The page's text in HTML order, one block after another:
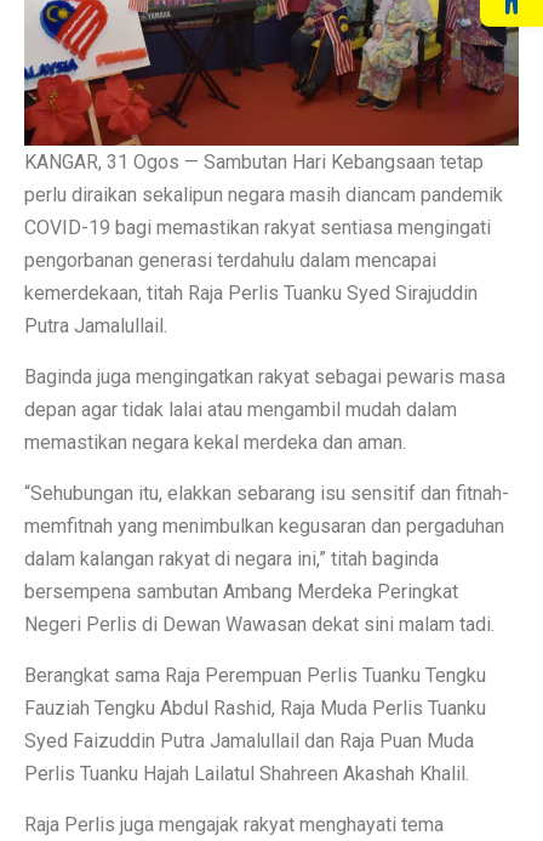
KANGAR, 31 Ogos — Sambutan Hari Kebangsaan tetap
perlu diraikan sekalipun negara masih diancam pandemik
COVID-19 bagi memastikan rakyat sentiasa mengingati
pengorbanan generasi terdahulu dalam mencapai
kemerdekaan, titah Raja Perlis Tuanku Syed Sirajuddin
Putra Jamalullail.
Baginda juga mengingatkan rakyat sebagai pewaris masa
depan agar tidak lalai atau mengambil mudah dalam
memastikan negara kekal merdeka dan aman.
“Sehubungan itu, elakkan sebarang isu sensitif dan fitnah-
memfitnah yang menimbulkan kegusaran dan pergaduhan
dalam kalangan rakyat di negara ini,” titah baginda
bersempena sambutan Ambang Merdeka Peringkat
Negeri Perlis di Dewan Wawasan dekat sini malam tadi.
Berangkat sama Raja Perempuan Perlis Tuanku Tengku
Fauziah Tengku Abdul Rashid, Raja Muda Perlis Tuanku
Syed Faizuddin Putra Jamalullail dan Raja Puan Muda
Perlis Tuanku Hajah Lailatul Shahreen Akashah Khalil.
Raja Perlis juga mengajak rakyat menghayati tema